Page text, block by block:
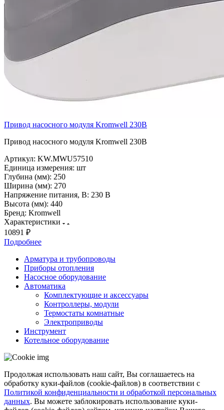
Привод насосного модуля Kromwell 230В
Привод насосного модуля Kromwell 230В
Артикул: KW.MWU57510
Единица измерения: шт
Глубина (мм): 250
Ширина (мм): 270
Напряжение питания, В: 230 В
Высота (мм): 440
Бренд: Kromwell
Характеристики
10891 ₽
Подробнее
Арматура и трубопроводы
Приборы отопления
Насосное оборудование
Автоматика
Комплектующие и аксессуары
Контроллеры, модули
Термостаты комнатные
Электроприводы
Инструмент
Котельное оборудование
Продолжая использовать наш сайт, Вы соглашаетесь на
обработку куки-файлов (cookie-файлов) в соответствии с
Политикой конфиденциальности и обработкой персональных
данных. Вы можете заблокировать использование куки-